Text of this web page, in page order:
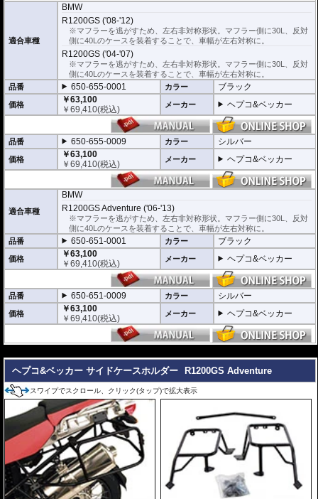
す。
や街乗りに合わせて使いやすく便利だと好評です。
フレームはパイプ内部に性質の異なる特殊強化パイプをさらに1本追加させた2
重構造を採用。堅牢且つ利便性に優れた商品です。
高耐久パウダー塗装仕上げ。
※ケースのラインナップはこちらからご確認ください
※サイドケースホルダー用アダプターはケースに付属しています。 詳細はこ
ちら
適合車種
BMW
R1200GS ('08-'12)
※マフラーを逃がすため、左右非対称形状。マフラー側に30L、反対
側に40Lのケースを装着することで、車幅が左右対称に。
R1200GS ('04-'07)
※マフラーを逃がすため、左右非対称形状。マフラー側に30L、反対
側に40Lのケースを装着することで、車幅が左右対称に。
品番
650-655-0001 カラー ブラック
価格
￥63,100
￥69,410(税込) メーカー ヘプコ&ベッカー
品番 650-655-0009 カラー シルバー
価格
￥63,100
￥69,410(税込) メーカー ヘプコ&ベッカー
適合車種
BMW
R1200GS Adventure ('06-'13)
※マフラーを逃がすため、左右非対称形状。マフラー側に30L、反対
側に40Lのケースを装着することで、車幅が左右対称に。
品番
650-651-0001 カラー ブラック
価格
￥63,100
￥69,410(税込) メーカー ヘプコ&ベッカー
品番 650-651-0009 カラー シルバー
価格
￥63,100
￥69,410(税込) メーカー ヘプコ&ベッカー
ヘプコ&ベッカー サイドケースホルダー R1200GS Adventure
スワイプでスクロール、クリック(タップ)で拡大表示